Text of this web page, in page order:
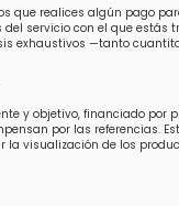
que realices algún pago
servicio con el que estás
exhaustivos —tanto
y objetivo, financiado
por las referencias.
visualización de los